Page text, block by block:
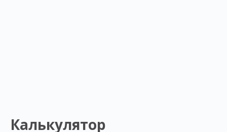
Калькулятор